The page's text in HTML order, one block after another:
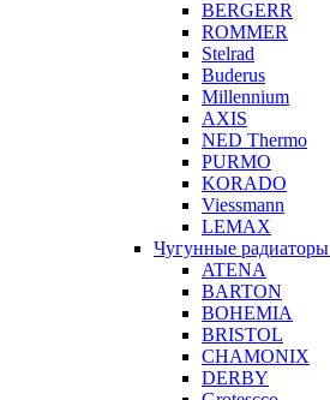
BERGERR
ROMMER
Stelrad
Buderus
Millennium
AXIS
NED Thermo
PURMO
KORADO
Viessmann
LEMAX
Чугунные радиаторы
ATENA
BARTON
BOHEMIA
BRISTOL
CHAMONIX
DERBY